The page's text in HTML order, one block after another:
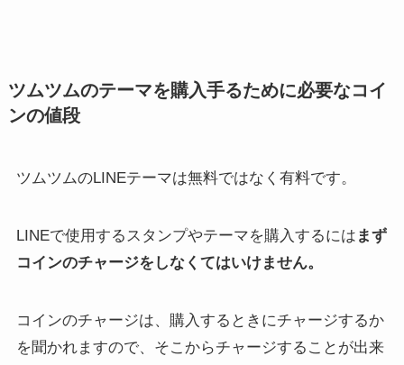
ツムツムのテーマを購入手るために必要なコイ
ンの値段
ツムツムのLINEテーマは無料ではなく有料です。
LINEで使用するスタンプやテーマを購入するには まず
コインのチャージをしなくてはいけません。
コインのチャージは、購入するときにチャージするか
を聞かれますので、そこからチャージすることが出来